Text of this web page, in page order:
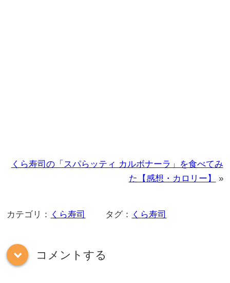
くら寿司の「スパらッティ カルボナーラ」を食べてみ
た【感想・カロリー】
»
カテゴリ： くら寿司 タグ： くら寿司
down コメントする